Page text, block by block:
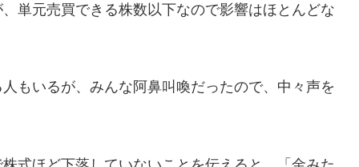
単元売買できる株数以下なので影響はほとんどな
もいるが、みんな阿鼻叫喚だったので、中々声を